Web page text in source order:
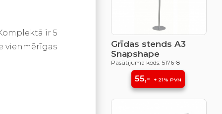
ir 5
vienmērīgas
Grīdas stends A3
Snapshape
Pasūtījuma kods: 5176-8
55,- + 21% PVN